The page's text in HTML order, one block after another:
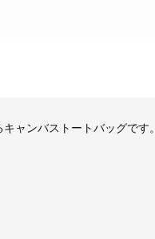
ャンバストートバッグです。